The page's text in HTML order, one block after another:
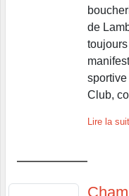
de
Club,
Lire la